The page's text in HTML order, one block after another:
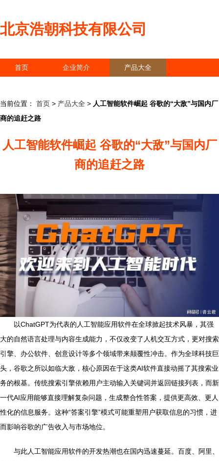
北京浩朝科技有限公司
首页 企业简介 产品大全
当前位置： 首页 > 产品大全 > 人工智能软件崛起 谷歌的“大敌”与国内厂
商的追赶之路
人工智能软件崛起 谷歌的“大敌”与国内厂
商的追赶之路
以ChatGPT为代表的人工智能应用软件在全球掀起技术风暴，其强
大的自然语言处理与内容生成能力，不仅改变了人机交互方式，更对搜索
引擎、办公软件、创意设计等多个领域带来颠覆性冲击。作为全球科技巨
头，谷歌之所以如临大敌，核心原因在于这类AI软件直接动摇了其搜索业
务的根基。传统搜索引擎依赖用户主动输入关键词并返回链接列表，而新
一代AI应用能够直接理解复杂问题，生成整合性答案，提供更高效、更人
性化的信息服务。这种“答案引擎”模式可能重塑用户获取信息的习惯，进
而影响谷歌的广告收入与市场地位。
与此人工智能应用软件的开发热潮也在国内迅速蔓延。百度、阿里、